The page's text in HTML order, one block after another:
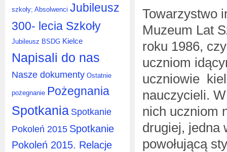
szkoły; Absolwenci Jubileusz
300- lecia Szkoły
Jubileusz BSDG Kielce
Napisali do nas
Nasze dokumenty Ostatnie
pożegnanie Pożegnania
Spotkania Spotkanie
Pokoleń 2015 Spotkanie
Pokoleń 2015. Relacje
Towarzystwo
Muzeum Lat
roku 1986,
uczniom
uczniowie
nauczycieli.
nich uczniom
drugiej, jedna
powołującą